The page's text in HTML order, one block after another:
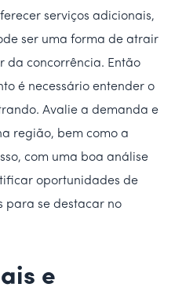
serviços adicionais,
ser uma forma de atrair
da concorrência. Então
é necessário entender o
Avalie a demanda e
região, bem como a
com uma boa análise
oportunidades de
para se destacar no
e